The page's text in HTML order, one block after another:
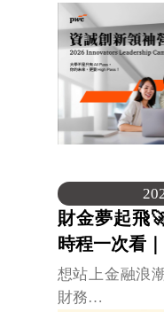
財金夢起飛
時程一次看
想站上金融浪
財務…